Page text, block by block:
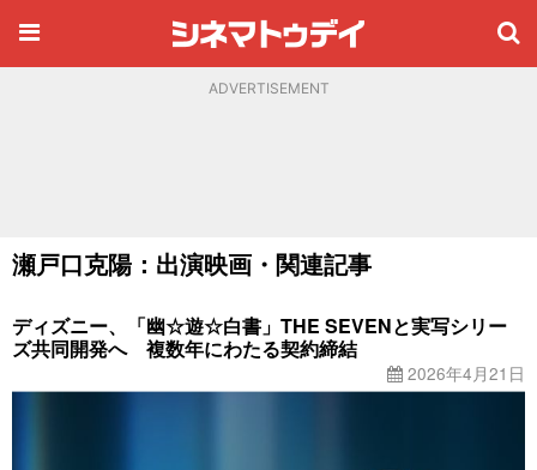
ADVERTISEMENT
瀬戸口克陽：出演映画・関連記事
ディズニー、「幽☆遊☆白書」THE SEVENと実写シリー
ズ共同開発へ 複数年にわたる契約締結
2026年4月21日